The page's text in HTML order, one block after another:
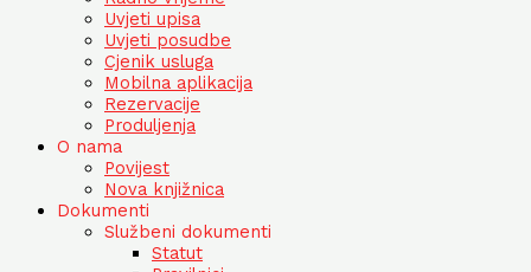
Uvjeti upisa
Uvjeti posudbe
Cjenik usluga
Mobilna aplikacija
Rezervacije
Produljenja
O nama
Povijest
Nova knjižnica
Dokumenti
Službeni dokumenti
Statut